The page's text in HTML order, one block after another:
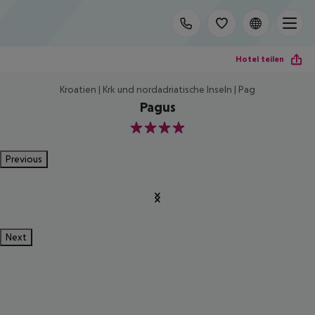
Hotel teilen
Kroatien | Krk und nordadriatische Inseln | Pag
Pagus
4
Previous
Next